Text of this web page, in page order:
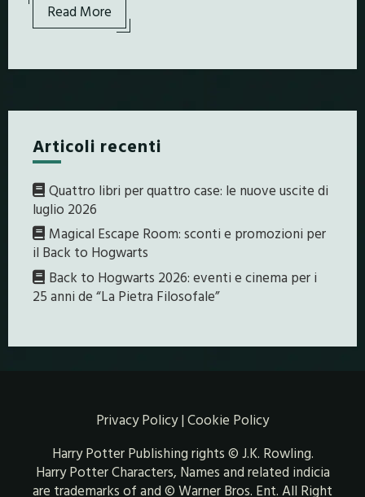
Read More
Articoli recenti
Quattro libri per quattro case: le nuove uscite di
luglio 2026
Magical Escape Room: sconti e promozioni per
il Back to Hogwarts
Back to Hogwarts 2026: eventi e cinema per i
25 anni de “La Pietra Filosofale”
Privacy Policy| Cookie Policy
Harry Potter Publishing rights © J.K. Rowling.
Harry Potter Characters, Names and related indicia
are trademarks of and © Warner Bros. Ent. All Right